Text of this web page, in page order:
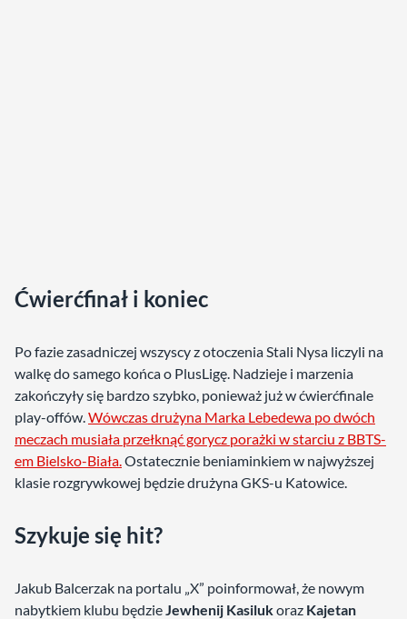
Ćwierćfinał i koniec
Po fazie zasadniczej wszyscy z otoczenia Stali Nysa liczyli na
walkę do samego końca o PlusLigę. Nadzieje i marzenia
zakończyły się bardzo szybko, ponieważ już w ćwierćfinale
play-offów.Wówczas drużyna Marka Lebedewa po dwóch
meczach musiała przełknąć gorycz porażki w starciu z BBTS-
em Bielsko-Biała.Ostatecznie beniaminkiem w najwyższej
klasie rozgrywkowej będzie drużyna GKS-u Katowice.
Szykuje się hit?
Jakub Balcerzak na portalu „X” poinformował, że nowym
nabytkiem klubu będzieJewhenij Kasilukoraz Kajetan